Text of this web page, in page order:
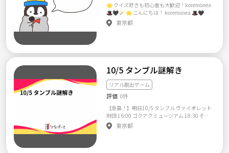
🌟 クイズ好きも初心者も大歓迎！koremonea
🎩🖤🪄 🌟 こんにちは！ koremonea 🎩🖤🪄
は、クイズ未経験の方でも気軽に参加できる
クイズサークルです。 社会人になると新しい
友達を見つけてみませんか？ 主催者はクイズ
大会に出場するほどのクイズ好きですが、未
経験の方でも楽しめる企画やサポートを大切
にしています！ 気軽に楽しめる雰囲気なの
で、まずはお気軽にご参加ください✨ 🌟 kore
moniaの活動内容 🌟 1. クイズイベント さまざ
まな形式のクイズで楽しく交流できます！ •早
押しクイズ：イントロクイズ、画像クイズ、
読み上げ問題などを含むスリリングな形式！ •
筆記クイズ：紙に答えを書いて発表する形式
東京都
10/5 タンブル謎解き
リアル脱出ゲーム
評価 0件
【急募！】明日10/5 タンブル ヴァイオレット
財団 16:00 ゴクアクミュージアム 18:30 それ
ぞれ一人探しております。 続けてでも片方で
も大丈夫です！
東京都